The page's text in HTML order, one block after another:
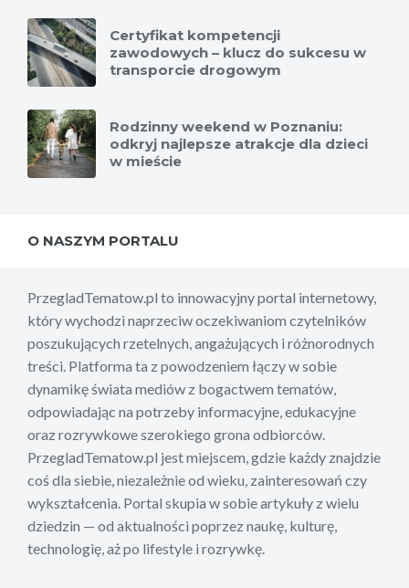
Certyfikat kompetencji
zawodowych – klucz do sukcesu w
transporcie drogowym
Rodzinny weekend w Poznaniu:
odkryj najlepsze atrakcje dla dzieci
w mieście
O NASZYM PORTALU
PrzegladTematow.pl to innowacyjny portal internetowy,
który wychodzi naprzeciw oczekiwaniom czytelników
poszukujących rzetelnych, angażujących i różnorodnych
treści. Platforma ta z powodzeniem łączy w sobie
dynamikę świata mediów z bogactwem tematów,
odpowiadając na potrzeby informacyjne, edukacyjne
oraz rozrywkowe szerokiego grona odbiorców.
PrzegladTematow.pl jest miejscem, gdzie każdy znajdzie
coś dla siebie, niezależnie od wieku, zainteresowań czy
wykształcenia. Portal skupia w sobie artykuły z wielu
dziedzin — od aktualności poprzez naukę, kulturę,
technologię, aż po lifestyle i rozrywkę.